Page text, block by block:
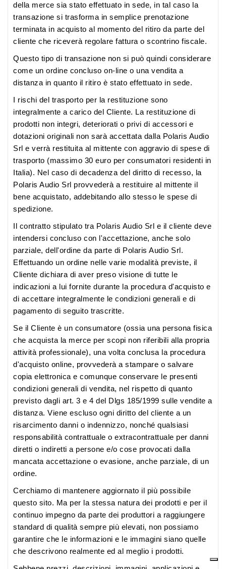
della merce sia stato effettuato in sede, in tal caso la
transazione si trasforma in semplice prenotazione
terminata in acquisto al momento del ritiro da parte del
cliente che riceverà regolare fattura o scontrino fiscale.
Questo tipo di transazione non si può quindi considerare
come un ordine concluso on-line o una vendita a
distanza in quanto il ritiro è stato effettuato in sede.
I rischi del trasporto per la restituzione sono
integralmente a carico del Cliente. La restituzione di
prodotti non integri, deteriorati o privi di accessori e
dotazioni originali non sarà accettata dalla Polaris Audio
Srl e verrà restituita al mittente con aggravio di spese di
trasporto (massimo 30 euro per consumatori residenti in
Italia). Nel caso di decadenza del diritto di recesso, la
Polaris Audio Srl provvederà a restituire al mittente il
bene acquistato, addebitando allo stesso le spese di
spedizione.
Il contratto stipulato tra Polaris Audio Srl e il cliente deve
intendersi concluso con l'accettazione, anche solo
parziale, dell'ordine da parte di Polaris Audio Srl.
Effettuando un ordine nelle varie modalità previste, il
Cliente dichiara di aver preso visione di tutte le
indicazioni a lui fornite durante la procedura d'acquisto e
di accettare integralmente le condizioni generali e di
pagamento di seguito trascritte.
Se il Cliente è un consumatore (ossia una persona fisica
che acquista la merce per scopi non riferibili alla propria
attività professionale), una volta conclusa la procedura
d'acquisto online, provvederà a stampare o salvare
copia elettronica e comunque conservare le presenti
condizioni generali di vendita, nel rispetto di quanto
previsto dagli art. 3 e 4 del Dlgs 185/1999 sulle vendite a
distanza. Viene escluso ogni diritto del cliente a un
risarcimento danni o indennizzo, nonché qualsiasi
responsabilità contrattuale o extracontrattuale per danni
diretti o indiretti a persone e/o cose provocati dalla
mancata accettazione o evasione, anche parziale, di un
ordine.
Cerchiamo di mantenere aggiornato il più possibile
questo sito. Ma per la stessa natura dei prodotti e per il
continuo impegno da parte dei produttori a raggiungere
standard di qualità sempre più elevati, non possiamo
garantire che le informazioni e le immagini siano quelle
che descrivono realmente ed al meglio i prodotti.